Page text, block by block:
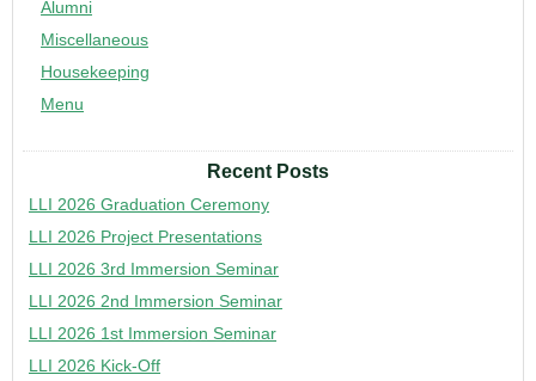
Alumni
Miscellaneous
Housekeeping
Menu
Recent Posts
LLI 2026 Graduation Ceremony
LLI 2026 Project Presentations
LLI 2026 3rd Immersion Seminar
LLI 2026 2nd Immersion Seminar
LLI 2026 1st Immersion Seminar
LLI 2026 Kick-Off